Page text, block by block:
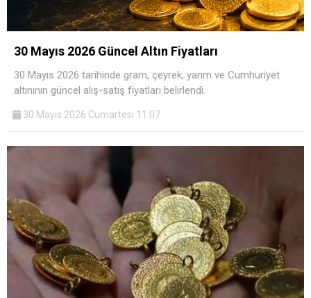
30 Mayıs 2026 Güncel Altın Fiyatları
30 Mayıs 2026 tarihinde gram, çeyrek, yarım ve Cumhuriyet
altınının güncel alış-satış fiyatları belirlendi.
30 Mayıs 2026 Cumartesi 11:07